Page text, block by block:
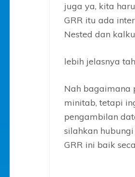
juga ya, kita
GRR itu ada
Nested dan
lebih jelasnya
Nah bagaimana
minitab, tetapi
pengambilan
silahkan
GRR ini baik